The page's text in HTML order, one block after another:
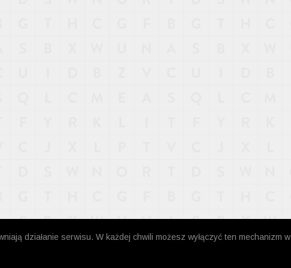
działanie serwisu. W każdej chwili możesz wyłączyć ten mechanizm